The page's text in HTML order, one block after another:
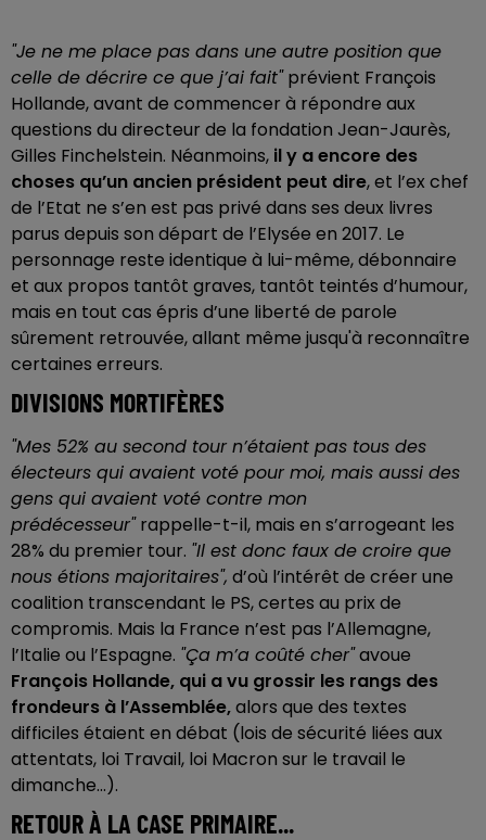
"Je ne me place pas dans une autre position que
celle de décrire ce que j’ai fait"prévient François
Hollande, avant de commencer à répondre aux
questions du directeur de la fondation Jean-Jaurès,
Gilles Finchelstein. Néanmoins, il y a encore des
choses qu’un ancien président peut dire, et l’ex chef
de l’Etat ne s’en est pas privé dans ses deux livres
parus depuis son départ de l’Elysée en 2017. Le
personnage reste identique à lui-même, débonnaire
et aux propos tantôt graves, tantôt teintés d’humour,
mais en tout cas épris d’une liberté de parole
sûrement retrouvée, allant même jusqu'à reconnaître
certaines erreurs.
DIVISIONS MORTIFÈRES
"Mes 52% au second tour n’étaient pas tous des
électeurs qui avaient voté pour moi, mais aussi des
gens qui avaient voté contre mon
prédécesseur"rappelle-t-il, mais en s’arrogeant les
28% du premier tour. "Il est donc faux de croire que
nous étions majoritaires", d’où l’intérêt de créer une
coalition transcendant le PS, certes au prix de
compromis. Mais la France n’est pas l’Allemagne,
l’Italie ou l’Espagne. "Ça m’a coûté cher"avoue
François Hollande, qui a vu grossir les rangs des
frondeurs à l’Assemblée,alors que des textes
difficiles étaient en débat (lois de sécurité liées aux
attentats, loi Travail, loi Macron sur le travail le
dimanche...).
RETOUR À LA CASE PRIMAIRE...